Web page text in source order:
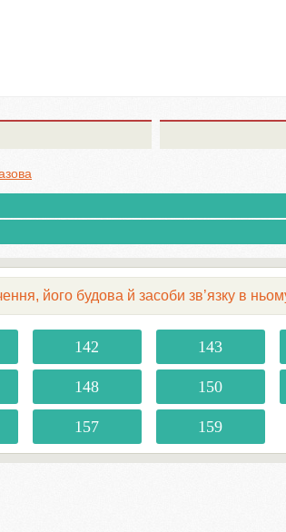
його будова й засоби зв’язку в
142 143
148 150
157 159